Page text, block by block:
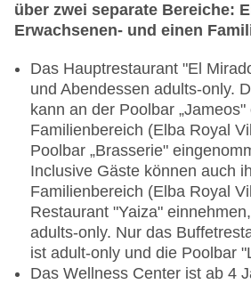
über zwei separate Bereiche:
Erwachsenen- und einen
Das Hauptrestaurant "El
und Abendessen adults-only.
kann an der Poolbar „Jameos"
Familienbereich (Elba Royal
Poolbar „Brasserie"
Inclusive Gäste können auch
Familienbereich (Elba Royal
Restaurant "Yaiza"
adults-only. Nur das
ist adult-only und die Poolbar
Das Wellness Center ist ab 4